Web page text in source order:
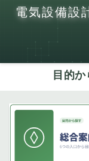
電気設備設